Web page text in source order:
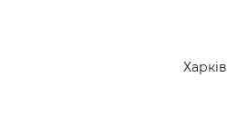
Харків